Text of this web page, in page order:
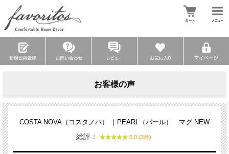
お客様の声
COSTA NOVA（コスタノバ） ｜PEARL（パール） マグ NEW
総評： 5.0 (3件)